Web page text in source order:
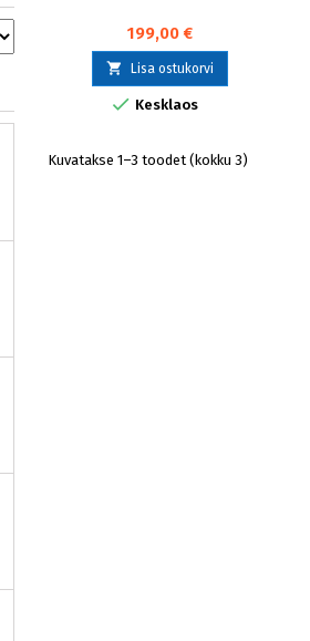
199,00 €
 Lisa ostukorvi
 Kesklaos
Kuvatakse 1–3 toodet (kokku 3)